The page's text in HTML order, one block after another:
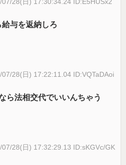
与を返納しろ
07/28(日) 17:22:11.04 ID:VQTaDAoi
ら法相交代でいいんちゃう
07/28(日) 17:32:29.13 ID:sKGVc/GK